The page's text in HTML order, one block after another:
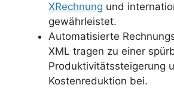
XRechnung und
gewährleistet.
Automatisierte
XML tragen zu einer
Produktivitätssteigerung
Kostenreduktion bei.